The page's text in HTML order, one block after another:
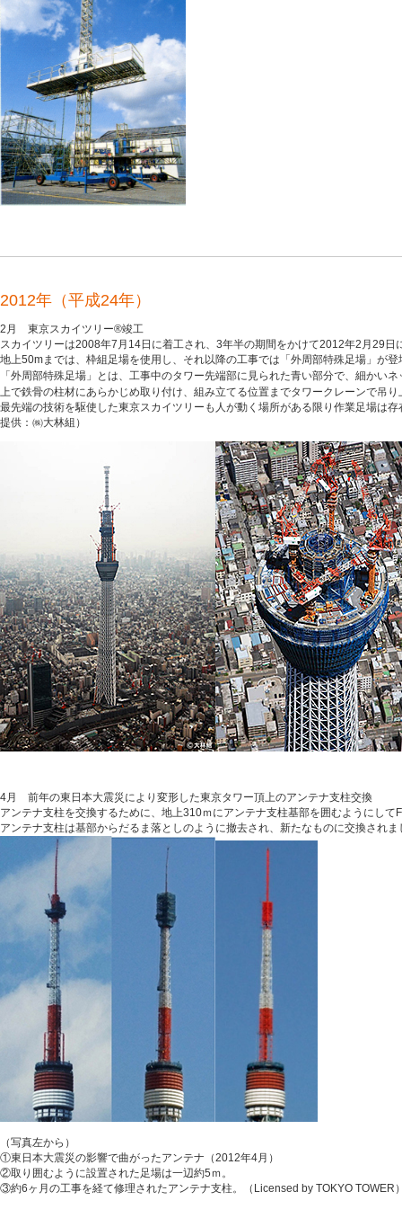
2012年（平成24年）
2月 東京スカイツリー®竣工
スカイツリーは2008年7月14日に着工され、3年半の期間をかけて2012年2月29日
地上50mまでは、枠組足場を使用し、それ以降の工事では「外周部特殊足場」が登
「外周部特殊足場」とは、工事中のタワー先端部に見られた青い部分で、細かい
上で鉄骨の柱材にあらかじめ取り付け、組み立てる位置までタワークレーンで吊
最先端の技術を駆使した東京スカイツリーも人が動く場所がある限り作業足場は
提供：㈱大林組）
4月 前年の東日本大震災により変形した東京タワー頂上のアンテナ支柱交換
アンテナ支柱を交換するために、地上310ｍにアンテナ支柱基部を囲むようにし
アンテナ支柱は基部からだるま落としのように撤去され、新たなものに交換されま
（写真左から）
①東日本大震災の影響で曲がったアンテナ（2012年4月）
②取り囲むように設置された足場は一辺約5ｍ。
③約6ヶ月の工事を経て修理されたアンテナ支柱。（Licensed by TOKYO TOWER